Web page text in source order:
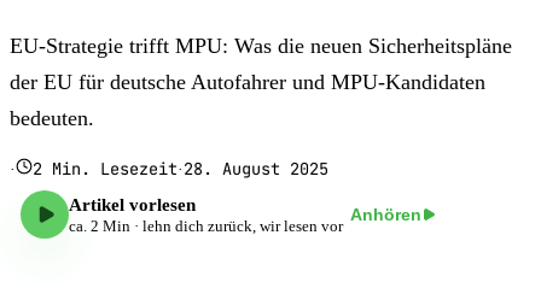
EU-Strategie trifft MPU: Was die neuen Sicherheitspläne
der EU für deutsche Autofahrer und MPU-Kandidaten
bedeuten.
· 2 Min. Lesezeit·28. August 2025
Artikel vorlesen
ca. 2 Min · lehn dich zurück, wir lesen vor
Anhören